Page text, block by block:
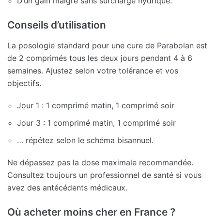
Conseils d’utilisation
La posologie standard pour une cure de Parabolan est
de 2 comprimés tous les deux jours pendant 4 à 6
semaines. Ajustez selon votre tolérance et vos
objectifs.
Jour 1 : 1 comprimé matin, 1 comprimé soir
Jour 3 : 1 comprimé matin, 1 comprimé soir
… répétez selon le schéma bisannuel.
Ne dépassez pas la dose maximale recommandée.
Consultez toujours un professionnel de santé si vous
avez des antécédents médicaux.
Où acheter moins cher en France ?